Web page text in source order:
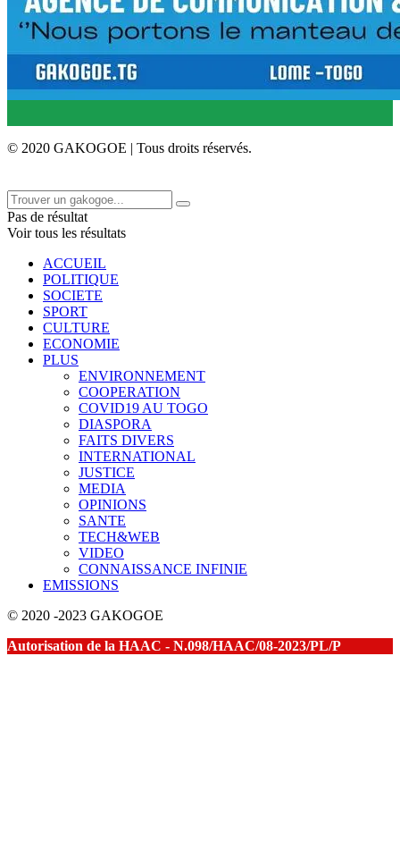
© 2020 GAKOGOE | Tous droits réservés.
Pas de résultat
Voir tous les résultats
ACCUEIL
POLITIQUE
SOCIETE
SPORT
CULTURE
ECONOMIE
PLUS
ENVIRONNEMENT
COOPERATION
COVID19 AU TOGO
DIASPORA
FAITS DIVERS
INTERNATIONAL
JUSTICE
MEDIA
OPINIONS
SANTE
TECH&WEB
VIDEO
CONNAISSANCE INFINIE
EMISSIONS
© 2020 -2023 GAKOGOE
Autorisation de la HAAC - N.098/HAAC/08-2023/PL/P